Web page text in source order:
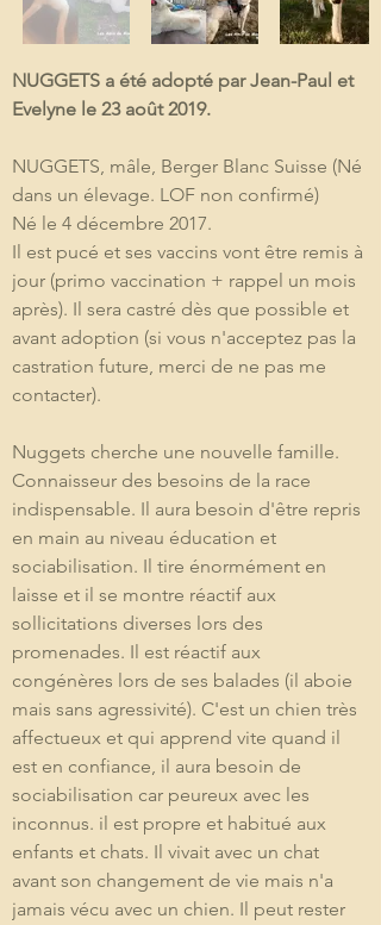
NUGGETS a été adopté par Jean-Paul et
Evelyne le 23 août 2019.
NUGGETS, mâle, Berger Blanc Suisse (Né
dans un élevage. LOF non confirmé)
Né le 4 décembre 2017.
Il est pucé et ses vaccins vont être remis à
jour (primo vaccination + rappel un mois
après). Il sera castré dès que possible et
avant adoption (si vous n'acceptez pas la
castration future, merci de ne pas me
contacter).
Nuggets cherche une nouvelle famille.
Connaisseur des besoins de la race
indispensable. Il aura besoin d'être repris
en main au niveau éducation et
sociabilisation. Il tire énormément en
laisse et il se montre réactif aux
sollicitations diverses lors des
promenades. Il est réactif aux
congénères lors de ses balades (il aboie
mais sans agressivité). C'est un chien très
affectueux et qui apprend vite quand il
est en confiance, il aura besoin de
sociabilisation car peureux avec les
inconnus. il est propre et habitué aux
enfants et chats. Il vivait avec un chat
avant son changement de vie mais n'a
jamais vécu avec un chien. Il peut rester